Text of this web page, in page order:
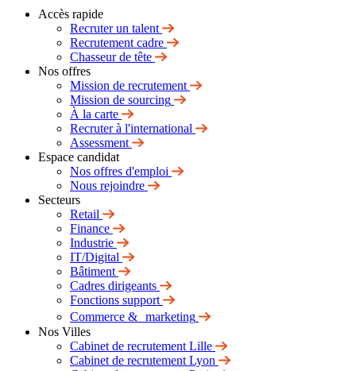
Accès rapide
Recruter un talent
Recrutement cadre
Chasseur de tête
Nos offres
Mission de recrutement
Mission de sourcing
À la carte
Recruter à l'international
Assessment
Espace candidat
Nos offres d'emploi
Nous rejoindre
Secteurs
Retail
Finance
Industrie
IT/Digital
Bâtiment
Cadres dirigeants
Fonctions support
Commerce & marketing
Nos Villes
Cabinet de recrutement Lille
Cabinet de recrutement Lyon